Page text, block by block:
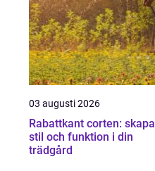
03 augusti 2026
Rabattkant corten: skapa
stil och funktion i din
trädgård